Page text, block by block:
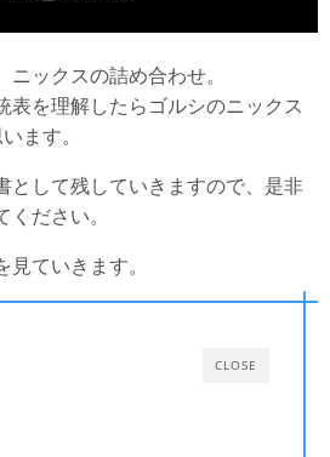
ックスの詰め合わせ。
表を理解したらゴルシのニックス
ます。
として残していきますので、是非
ださい。
ていきます。
CLOSE